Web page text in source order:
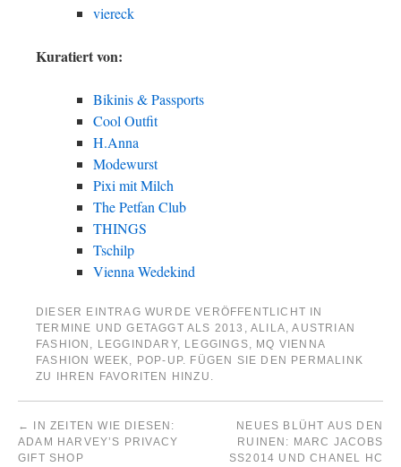
viereck
Kuratiert von:
Bikinis & Passports
Cool Outfit
H.Anna
Modewurst
Pixi mit Milch
The Petfan Club
THINGS
Tschilp
Vienna Wedekind
DIESER EINTRAG WURDE VERÖFFENTLICHT IN
TERMINE UND GETAGGT ALS 2013 ,ALILA,AUSTRIAN
FASHION , LEGGINDARY, LEGGINGS, MQ VIENNA
FASHION WEEK, POP-UP. FÜGEN SIE DEN
PERMALINK
ZU IHREN FAVORITEN HINZU.
←
IN ZEITEN WIE DIESEN:
ADAM HARVEY’S PRIVACY
GIFT SHOP
NEUES BLÜHT AUS DEN
RUINEN: MARC JACOBS
SS2014 UND CHANEL HC